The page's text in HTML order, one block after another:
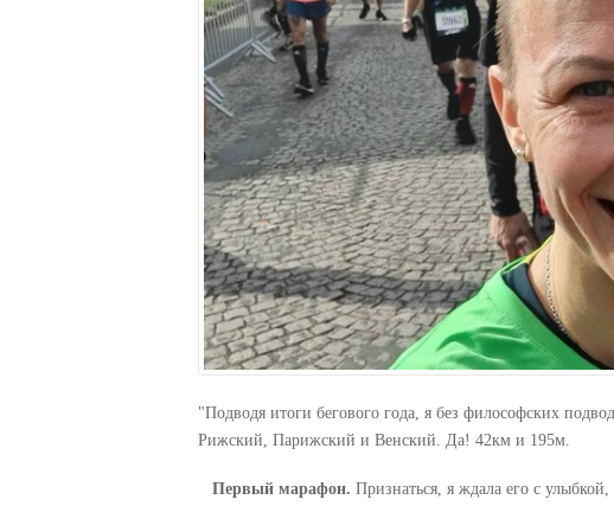
"Подводя итоги бегового года, я без философских
Рижский, Парижский и Венский. Да! 42км и 195м.
Первый марафон. Признаться, я ждала его с